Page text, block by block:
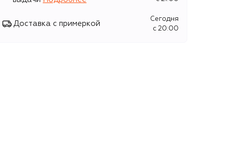
Доставка с примеркой
Сегодня
c 20:00